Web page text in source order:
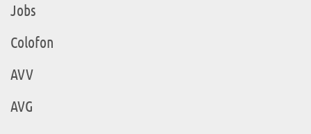
Jobs
Colofon
AVV
AVG